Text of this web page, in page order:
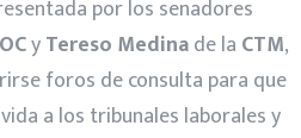
por los senadores
yTereso Medinade la CTM,
foros de consulta para que
a los tribunales laborales y